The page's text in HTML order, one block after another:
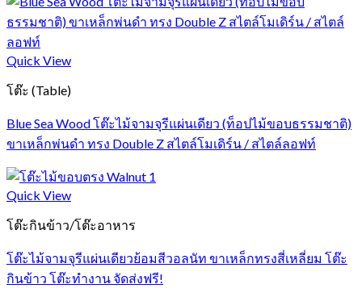
Quick View
โต๊ะ (Table)
Blue Sea Wood โต๊ะไม้จามจุรีแผ่นเดียว (ท็อปไม้ขอบธรรมชาติ)
ขาเหล็กพ่นดำ ทรง Double Z สไตล์โมเดิร์น / สไตล์ลอฟท์
Quick View
โต๊ะกินข้าว/โต๊ะอาหาร
โต๊ะไม้จามจุรีแผ่นเดียวย้อมสีวอลนัท ขาเหล็กทรงสี่เหลี่ยม โต๊ะ
กินข้าว โต๊ะทำงาน จัดส่งฟรี!